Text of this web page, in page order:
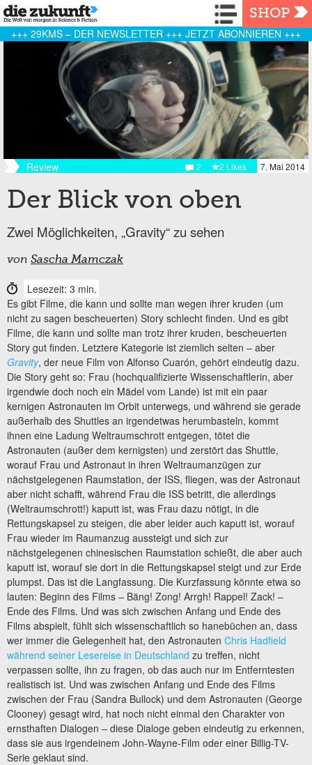
Navigation
SHOP
+++ 29KMS – DER NEWSLETTER +++ JETZT ABONNIEREN +++
Review 7. Mai 2014
2 Likes
2
Der Blick von oben
Zwei Möglichkeiten, „Gravity“ zu sehen
von Sascha Mamczak
Lesezeit: 3 min.
Es gibt Filme, die kann und sollte man wegen ihrer kruden (um
nicht zu sagen bescheuerten) Story schlecht finden. Und es gibt
Filme, die kann und sollte man trotz ihrer kruden, bescheuerten
Story gut finden. Letztere Kategorie ist ziemlich selten – aber
Gravity, der neue Film von Alfonso Cuarón, gehört eindeutig dazu.
Die Story geht so: Frau (hochqualifizierte Wissenschaftlerin, aber
irgendwie doch noch ein Mädel vom Lande) ist mit ein paar
kernigen Astronauten im Orbit unterwegs, und während sie gerade
außerhalb des Shuttles an irgendetwas herumbasteln, kommt
ihnen eine Ladung Weltraumschrott entgegen, tötet die
Astronauten (außer dem kernigsten) und zerstört das Shuttle,
worauf Frau und Astronaut in ihren Weltraumanzügen zur
nächstgelegenen Raumstation, der ISS, fliegen, was der Astronaut
aber nicht schafft, während Frau die ISS betritt, die allerdings
(Weltraumschrott!) kaputt ist, was Frau dazu nötigt, in die
Rettungskapsel zu steigen, die aber leider auch kaputt ist, worauf
Frau wieder im Raumanzug aussteigt und sich zur
nächstgelegenen chinesischen Raumstation schießt, die aber auch
kaputt ist, worauf sie dort in die Rettungskapsel steigt und zur Erde
plumpst. Das ist die Langfassung. Die Kurzfassung könnte etwa so
lauten: Beginn des Films – Bäng! Zong! Arrgh! Rappel! Zack! –
Ende des Films. Und was sich zwischen Anfang und Ende des
Films abspielt, fühlt sich wissenschaftlich so hanebüchen an, dass
wer immer die Gelegenheit hat, den Astronauten Chris Hadfield
während seiner Lesereise in Deutschland zu treffen, nicht
verpassen sollte, ihn zu fragen, ob das auch nur im Entferntesten
realistisch ist. Und was zwischen Anfang und Ende des Films
zwischen der Frau (Sandra Bullock) und dem Astronauten (George
Clooney) gesagt wird, hat noch nicht einmal den Charakter von
ernsthaften Dialogen – diese Dialoge geben eindeutig zu erkennen,
dass sie aus irgendeinem John-Wayne-Film oder einer Billig-TV-
Serie geklaut sind.